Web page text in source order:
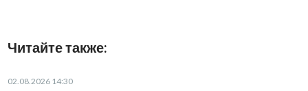
Читайте также:
02.08.2026 14:30